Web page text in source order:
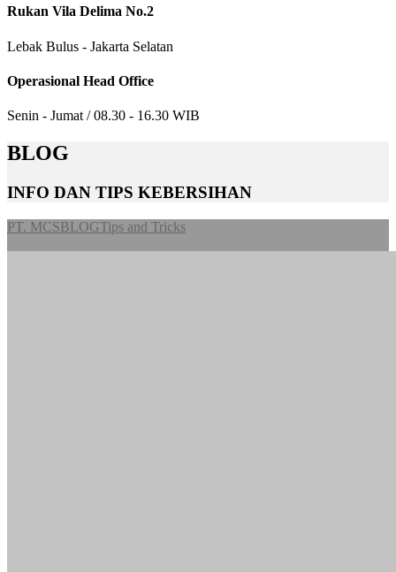
Rukan Vila Delima No.2
Lebak Bulus - Jakarta Selatan
Operasional Head Office
Senin - Jumat / 08.30 - 16.30 WIB
BLOG
INFO DAN TIPS KEBERSIHAN
PT. MCSBLOGTips and Tricks